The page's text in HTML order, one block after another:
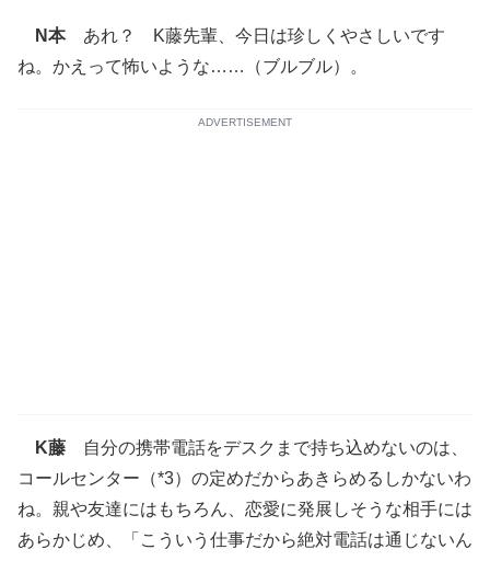
N本 あれ？ K藤先輩、今日は珍しくやさしいです
ね。かえって怖いような……（ブルブル）。
ADVERTISEMENT
K藤
自分の携帯電話をデスクまで持ち込めないのは、
コールセンター（*3）の定めだからあきらめるしかないわ
ね。親や友達にはもちろん、恋愛に発展しそうな相手には
あらかじめ、「こういう仕事だから絶対電話は通じないん